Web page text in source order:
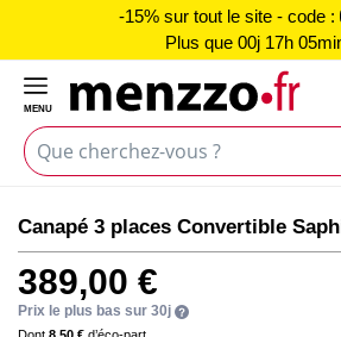
-15% sur tout le site - code :
Plus que 00j 17h
MENU
to
the
end
of
the
to
the
beginning
of
the
Canapé 3 places Convertible
389,00 €
Prix le plus bas sur 30j